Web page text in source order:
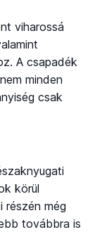
viharossá
A csapadék
minden
csak
körül
részén még
továbbra is